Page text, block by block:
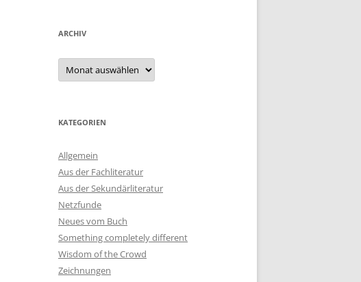
ARCHIV
Archiv
KATEGORIEN
Allgemein
Aus der Fachliteratur
Aus der Sekundärliteratur
Netzfunde
Neues vom Buch
Something completely different
Wisdom of the Crowd
Zeichnungen